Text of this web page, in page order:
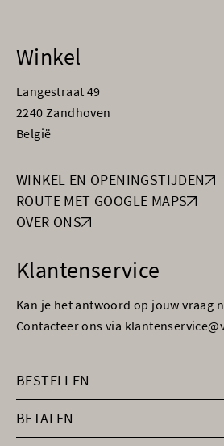
Winkel
Langestraat 49
2240 Zandhoven
België
WINKEL EN OPENINGSTIJDEN
ROUTE MET GOOGLE MAPS
OVER ONS
Klantenservice
Kan je het antwoord op jouw vraag
Contacteer ons via
BESTELLEN
BETALEN